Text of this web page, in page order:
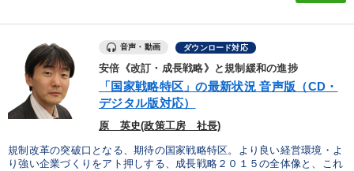
音声・動画 ダウンロード対応
安倍《改訂・成長戦略》と規制緩和の進捗
「国家戦略特区」の最新状況 音声版（CD・
デジタル版対応）
原 英史(政策工房 社長)
規制改革の突破口となる、期待の国家戦略特区。より良い経営環境・よ
り強い企業づくりをアト押しする、成長戦略２０１５の全体像と、これ